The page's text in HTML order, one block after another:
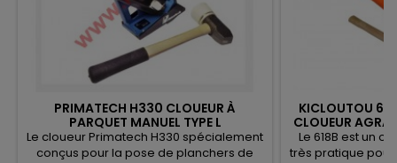
PRIMATECH H330 CLOUEUR À
PARQUET MANUEL TYPE L
Le cloueur Primatech H330 spécialement
conçus pour la pose de planchers de
KICLOUTOU
CLOUEUR
Le 618B est un
très pratique